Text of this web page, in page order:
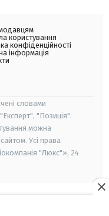
користування
конфіденційності
інформація
словами
"Позиція".
можна
Усі права
"Люкс"», 24